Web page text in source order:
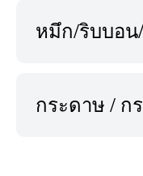
หมึก/ริบบอ
กระดาษ /